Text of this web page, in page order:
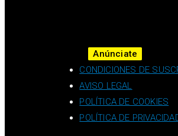
Anúnciate
CONDICIONES DE
AVISO LEGAL
POLÍTICA DE COOKIES
POLÍTICA DE